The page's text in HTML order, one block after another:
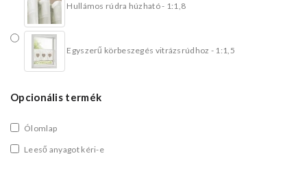
Hullámos rúdra húzható - 1:1,8
Egyszerű körbeszegés vitrázsrúdhoz - 1:1,5
Opcionális termék
Ólomlap
Leeső anyagot kéri-e